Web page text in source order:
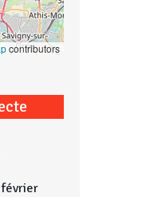
contributors
février